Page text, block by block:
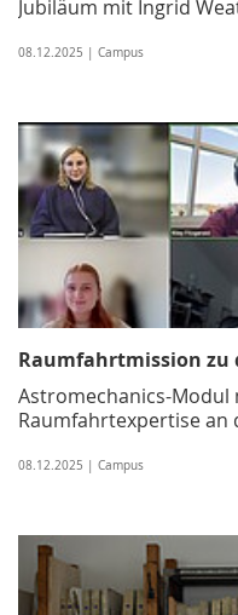
Jubiläum mit Ingrid
08.12.2025 | Campus
Raumfahrtmission zu
Astromechanics-Modul
Raumfahrtexpertise an
08.12.2025 | Campus